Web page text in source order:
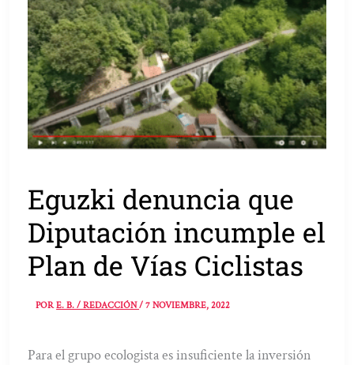
Eguzki denuncia que
Diputación incumple el
Plan de Vías Ciclistas
PORE. B. / REDACCIÓN/7 NOVIEMBRE, 2022
Para el grupo ecologista es insuficiente la inversión